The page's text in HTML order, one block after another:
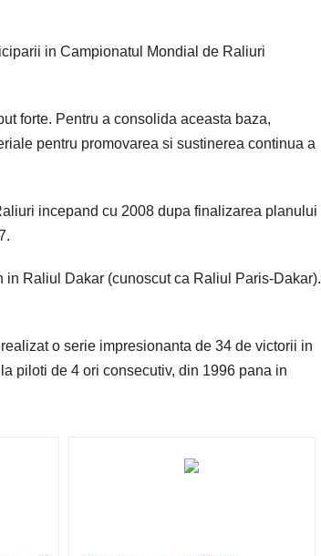
in Campionatul Mondial de Raliuri
forte. Pentru a consolida aceasta baza,
pentru promovarea si sustinerea continua a
incepand cu 2008 dupa finalizarea planului
Raliul Dakar (cunoscut ca Raliul Paris-Dakar).
o serie impresionanta de 34 de victorii in
piloti de 4 ori consecutiv, din 1996 pana in